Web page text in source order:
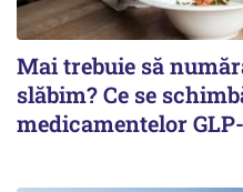
Mai trebuie să
slăbim? Ce se
medicamentelor